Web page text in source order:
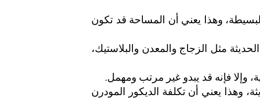
وهذا يعني أن المساحة قد تكون
مثل الزجاج والمعدن والبلاستيك،
وإلا فإنه قد يبدو غير مرتب ومهمل.
وهذا يعني أن تكلفة الديكور المودرن